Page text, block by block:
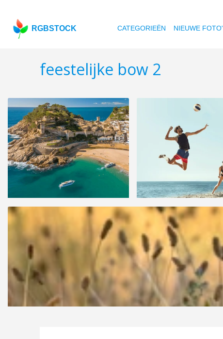
RGBSTOCK CATEGORIEËN NIEUWE
feestelijke bow 2